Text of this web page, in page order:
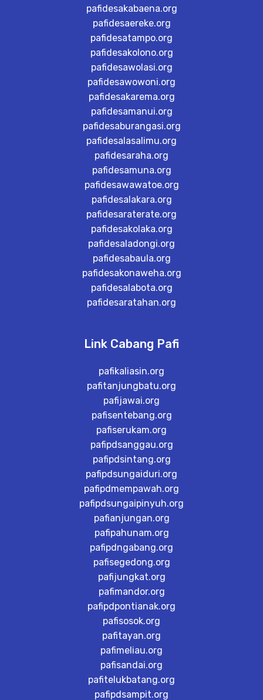
pafidesakabaena.org
pafidesaereke.org
pafidesatampo.org
pafidesakolono.org
pafidesawolasi.org
pafidesawowoni.org
pafidesakarema.org
pafidesamanui.org
pafidesaburangasi.org
pafidesalasalimu.org
pafidesaraha.org
pafidesamuna.org
pafidesawawatoe.org
pafidesalakara.org
pafidesaraterate.org
pafidesakolaka.org
pafidesaladongi.org
pafidesabaula.org
pafidesakonaweha.org
pafidesalabota.org
pafidesaratahan.org
Link Cabang Pafi
pafikaliasin.org
pafitanjungbatu.org
pafijawai.org
pafisentebang.org
pafiserukam.org
pafipdsanggau.org
pafipdsintang.org
pafipdsungaiduri.org
pafipdmempawah.org
pafipdsungaipinyuh.org
pafianjungan.org
pafipahunam.org
pafipdngabang.org
pafisegedong.org
pafijungkat.org
pafimandor.org
pafipdpontianak.org
pafisosok.org
pafitayan.org
pafimeliau.org
pafisandai.org
pafitelukbatang.org
pafipdsampit.org